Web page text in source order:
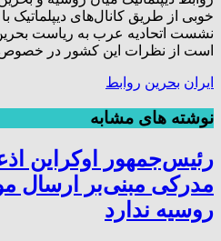
خوبی از طریق کانال‌های دیپلماتیک
نشست اتحادیه عرب به ریاست
است از نظرات این کشور در خصوص
ایران بحرین روابط
نوشته های مشابه
رئیس‌جمهور اوکراین
مدرکی مبنی‌بر ارسال
روسیه ندارد